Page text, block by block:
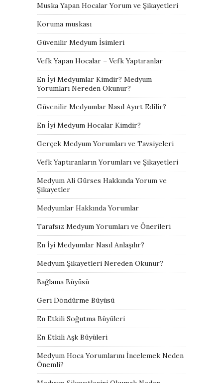
Muska Yapan Hocalar Yorum ve Şikayetleri
Koruma muskası
Güvenilir Medyum İsimleri
Vefk Yapan Hocalar – Vefk Yaptıranlar
En İyi Medyumlar Kimdir? Medyum
Yorumları Nereden Okunur?
Güvenilir Medyumlar Nasıl Ayırt Edilir?
En İyi Medyum Hocalar Kimdir?
Gerçek Medyum Yorumları ve Tavsiyeleri
Vefk Yaptıranların Yorumları ve Şikayetleri
Medyum Ali Gürses Hakkında Yorum ve
Şikayetler
Medyumlar Hakkında Yorumlar
Tarafsız Medyum Yorumları ve Önerileri
En İyi Medyumlar Nasıl Anlaşılır?
Medyum Şikayetleri Nereden Okunur?
Bağlama Büyüsü
Geri Döndürme Büyüsü
En Etkili Soğutma Büyüleri
En Etkili Aşk Büyüleri
Medyum Hoca Yorumlarını İncelemek Neden
Önemli?